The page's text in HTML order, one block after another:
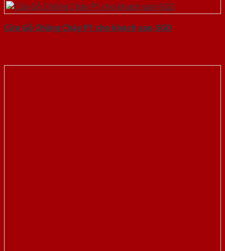
Cửa Gỗ Chống Cháy P1 cho khach san-SGD